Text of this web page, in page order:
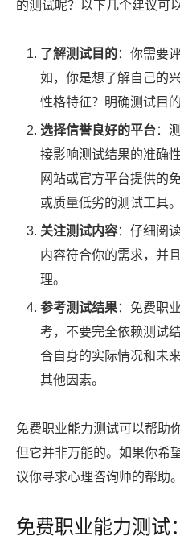
的测试呢？以下几个建议可
了解测试目的：你需要
如，你是想了解自己的
性格特征？明确测试目
选择信誉良好的平台：
接影响测试结果的准确
网站或官方平台提供的
或质量低劣的测试工具。
关注测试内容：仔细阅
内容符合你的需求，并
理。
参考测试结果：免费职
考，不要完全依赖测试
合自身的实际情况和未
其他因素。
免费职业能力测试可以帮助
但它并非万能的。如果你希
议你寻求心理咨询师的帮助。
免费职业能力测试